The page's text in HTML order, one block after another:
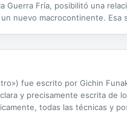
Guerra Fría, posibilitó una
nuevo macrocontinente.
fue escrito por Gichin
y precisamente escrita de
todas las técnicas y